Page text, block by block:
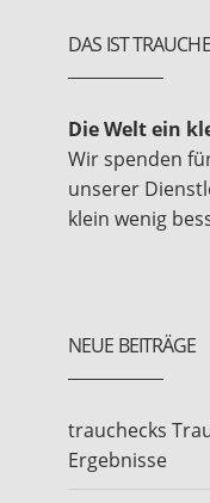
DAS IST
Die Welt ein
Wir spenden
unserer
klein wenig
NEUE BEITRÄGE
trauchecks
Ergebnisse